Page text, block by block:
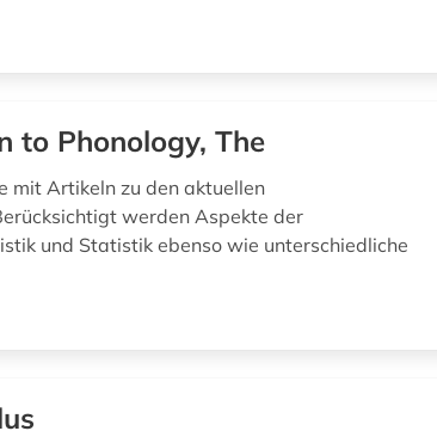
to Phonology, The
mit Artikeln zu den aktuellen
werden Aspekte der
und Statistik ebenso wie unterschiedliche